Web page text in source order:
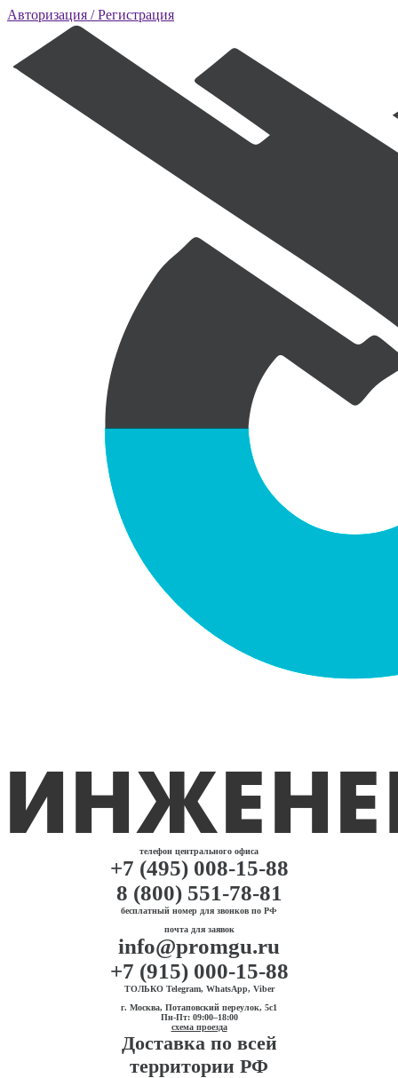
Авторизация / Регистрация
телефон центрального офиса
+7 (495) 008-15-88
8 (800) 551-78-81
бесплатный номер для звонков по РФ
почта для заявок
info@promgu.ru
+7 (915) 000-15-88
ТОЛЬКО Telegram, WhatsApp, Viber
г. Москва, Потаповский переулок, 5с1
Пн-Пт: 09:00–18:00
схема проезда
Доставка по всей
территории РФ